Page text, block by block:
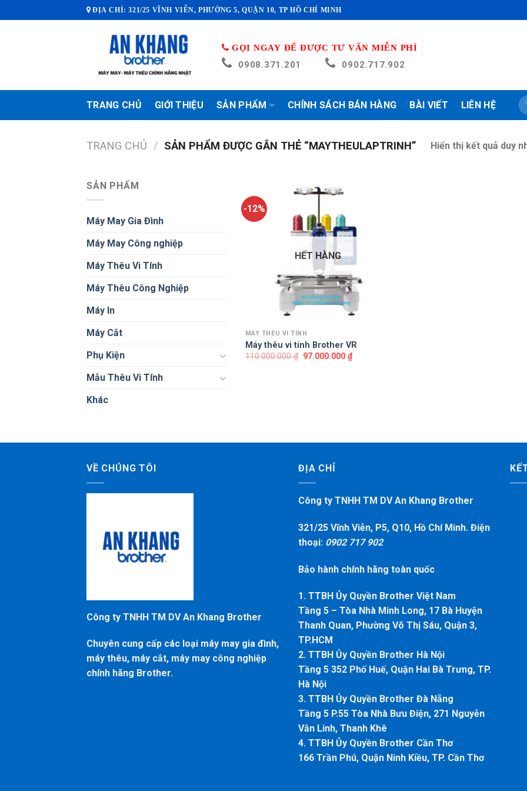
to
ĐỊA CHỈ: 321/25 VĨNH VIỄN, PHƯỜNG 5, QUẬN 10, TP HỒ CHÍ MINH
GỌI NGAY ĐỂ ĐƯỢC TƯ VẤN MIỄN PHÍ
0908.371.201 0902.717.902
TRANG CHỦ GIỚI THIỆU SẢN PHẨM CHÍNH SÁCH BÁN HÀNG BÀI VIẾT LIÊN HỆ
TRANG CHỦ / SẢN PHẨM ĐƯỢC GẮN THẺ “MAYTHEULAPTRINH” Hiển thị kết quả duy
SẢN PHẨM
Máy May Gia Đình
Máy May Công nghiệp
Máy Thêu Vi Tính
Máy Thêu Công Nghiệp
Máy In
Máy Cắt
Phụ Kiện
Mẫu Thêu Vi Tính
Khác
-12%
HẾT HÀNG
MÁY THÊU VI TÍNH
Máy thêu vi tính Brother VR
110.000.000₫ Giá
97.000.000₫Giá
hiện
VỀ CHÚNG TÔI
Công ty TNHH TM DV An Khang Brother
Chuyên cung cấp các loại máy may gia đình,
máy thêu, máy cắt, máy may công nghiệp
chính hãng Brother.
ĐỊA CHỈ
Công ty TNHH TM DV An Khang Brother
321/25 Vĩnh Viễn, P5, Q10, Hồ Chí Minh. Điện
thoại: 0902 717 902
Bảo hành chính hãng toàn quốc
1. TTBH Ủy Quyền Brother Việt Nam
Tầng 5 – Tòa Nhà Minh Long, 17 Bà Huyện
Thanh Quan, Phường Võ Thị Sáu, Quận 3,
TP.HCM
2. TTBH Ủy Quyền Brother Hà Nội
Tầng 5 352 Phố Huế, Quận Hai Bà Trưng, TP.
Hà Nội
3. TTBH Ủy Quyền Brother Đà Nẵng
Tầng 5 P.55 Tòa Nhà Bưu Điện, 271 Nguyễn
Văn Linh, Thanh Khê
4. TTBH Ủy Quyền Brother Cần Thơ
166 Trần Phú, Quận Ninh Kiều, TP. Cần Thơ